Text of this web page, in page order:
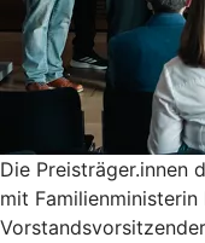
Die Preisträger.innen
mit